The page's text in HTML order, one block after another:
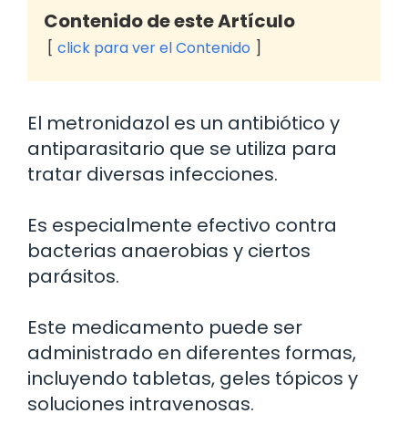
Contenido de este Artículo
click para ver el Contenido
El metronidazol es un antibiótico y
antiparasitario que se utiliza para
tratar diversas infecciones.
Es especialmente efectivo contra
bacterias anaerobias y ciertos
parásitos.
Este medicamento puede ser
administrado en diferentes formas,
incluyendo tabletas, geles tópicos y
soluciones intravenosas.